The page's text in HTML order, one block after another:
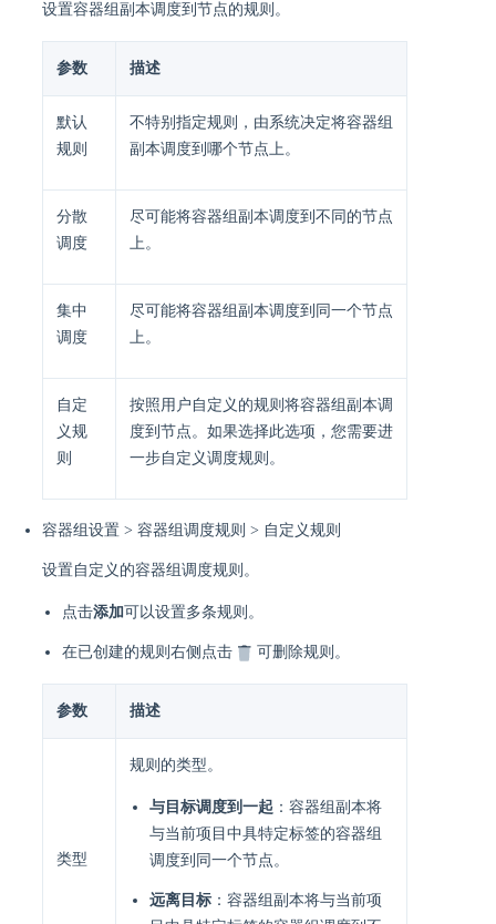
设置容器组副本调度到节点的规则。
参数 描述
默认
规则
不特别指定规则，由系统决定将容器组
副本调度到哪个节点上。
分散
调度
尽可能将容器组副本调度到不同的节点
上。
集中
调度
尽可能将容器组副本调度到同一个节点
上。
自定
义规
则
按照用户自定义的规则将容器组副本调
度到节点。如果选择此选项，您需要进
一步自定义调度规则。
容器组设置 > 容器组调度规则 > 自定义规则
设置自定义的容器组调度规则。
点击添加可以设置多条规则。
在已创建的规则右侧点击 可删除规则。
参数 描述
类型
规则的类型。
与目标调度到一起 ：容器组副本将
与当前项目中具特定标签的容器组
调度到同一个节点。
远离目标 ：容器组副本将与当前项